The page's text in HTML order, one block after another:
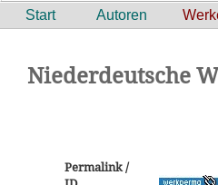
Start Autoren
Niederdeutsche
Permalink /